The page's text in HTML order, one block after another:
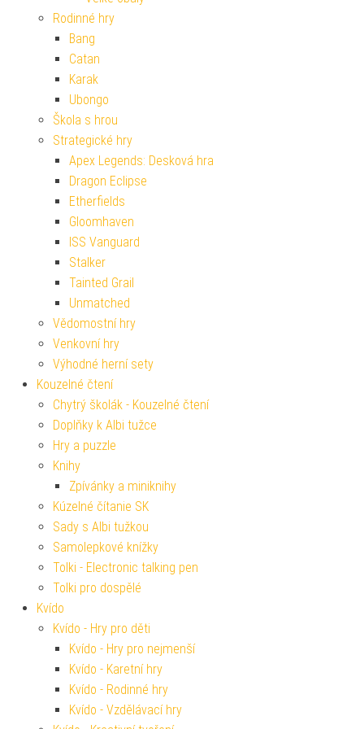
Rodinné hry
Bang
Catan
Karak
Ubongo
Škola s hrou
Strategické hry
Apex Legends: Desková hra
Dragon Eclipse
Etherfields
Gloomhaven
ISS Vanguard
Stalker
Tainted Grail
Unmatched
Vědomostní hry
Venkovní hry
Výhodné herní sety
Kouzelné čtení
Chytrý školák - Kouzelné čtení
Doplňky k Albi tužce
Hry a puzzle
Knihy
Zpívánky a miniknihy
Kúzelné čítanie SK
Sady s Albi tužkou
Samolepkové knížky
Tolki - Electronic talking pen
Tolki pro dospělé
Kvído
Kvído - Hry pro děti
Kvído - Hry pro nejmenší
Kvído - Karetní hry
Kvído - Rodinné hry
Kvído - Vzdělávací hry